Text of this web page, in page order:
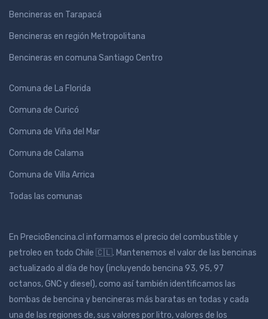
Bencineras en Tarapacá
Bencineras en región Metropolitana
Bencineras en comuna Santiago Centro
Comuna de La Florida
Comuna de Curicó
Comuna de Viña del Mar
Comuna de Calama
Comuna de Villa Arrica
Todas las comunas
En PrecioBencina.cl informamos el precio del combustible y
petroleo en todo Chile 🇨🇱. Mantenemos el valor de las bencinas
actualizado al día de hoy (incluyendo bencina 93, 95, 97
octanos, GNC y diesel), como así también identificamos las
bombas de bencina y bencineras más baratas en todas y cada
una de las regiones de, sus valores por litro, valores de los